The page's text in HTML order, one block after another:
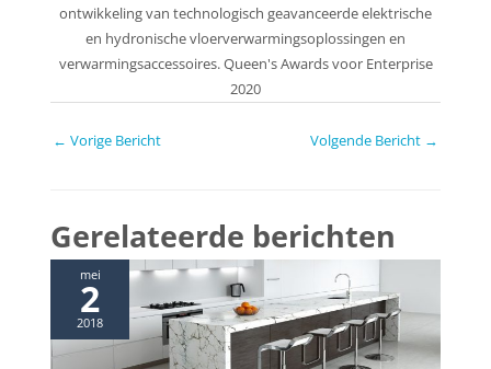
ontwikkeling van technologisch geavanceerde elektrische
en hydronische vloerverwarmingsoplossingen en
verwarmingsaccessoires. Queen's Awards voor Enterprise
2020
c
h
a
v
← Vorige Bericht Volgende Bericht →
Gerelateerde berichten
mei
2
2018